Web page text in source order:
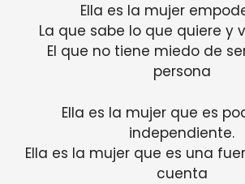
Ella es la mujer
La que sabe lo que quiere y
El que no tiene miedo de
persona
Ella es la mujer que es
independiente.
Ella es la mujer que es una
cuenta